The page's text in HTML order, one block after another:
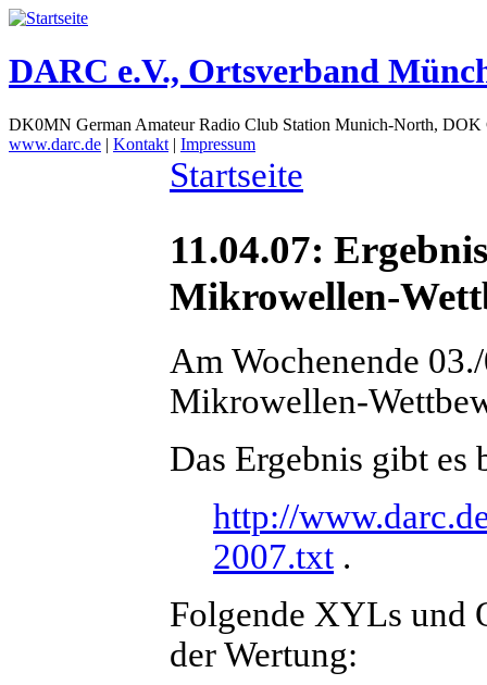
DARC e.V., Ortsverband
DK0MN German Amateur Radio Club Station Munich-North,
www.darc.de | Kontakt | Impressum
Startseite
11.04.07:
Mikrowellen-
Am Wochenende
Mikrowellen-
Das Ergebnis gibt es
http://
2007.txt .
Folgende XYLs und
der Wertung: